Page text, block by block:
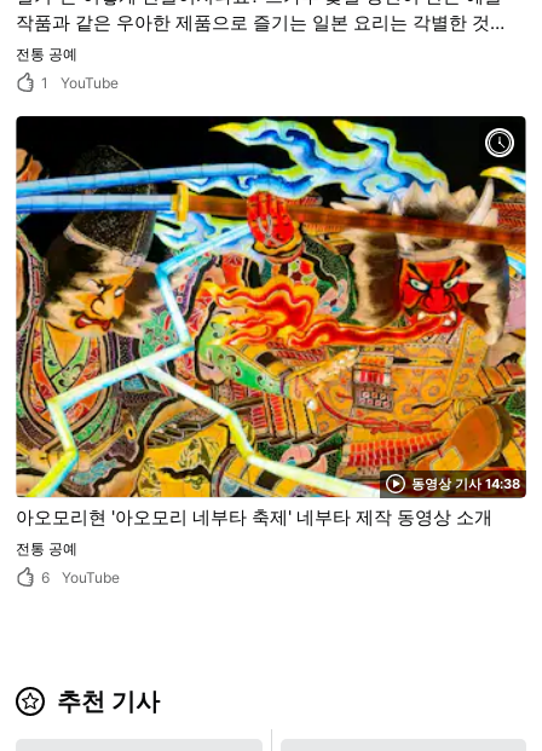
작품과 같은 우아한 제품으로 즐기는 일본 요리는 각별한 것
입니다!
전통 공예
1
YouTube
동영상 기사 14:38
아오모리현 '아오모리 네부타 축제' 네부타 제작 동영상 소개
전통 공예
6
YouTube
추천 기사